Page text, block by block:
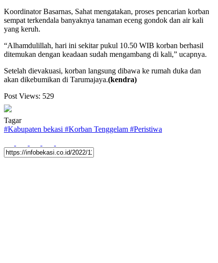
Koordinator Basarnas, Sahat mengatakan, proses pencarian korban
sempat terkendala banyaknya tanaman eceng gondok dan air kali
yang keruh.
“Alhamdulillah, hari ini sekitar pukul 10.50 WIB korban berhasil
ditemukan dengan keadaan sudah mengambang di kali,” ucapnya.
Setelah dievakuasi, korban langsung dibawa ke rumah duka dan
akan dikebumikan di Tarumajaya.(kendra)
Post Views: 529
Tagar
#Kabupaten bekasi #Korban Tenggelam #Peristiwa